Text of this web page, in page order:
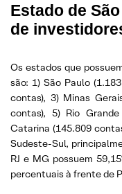
Estado de
de
Os estados que
são: 1) São Paulo
contas), 3) Minas
contas), 5) Rio
Catarina (145.809
Sudeste-Sul,
RJ e MG possuem
percentuais à frente de